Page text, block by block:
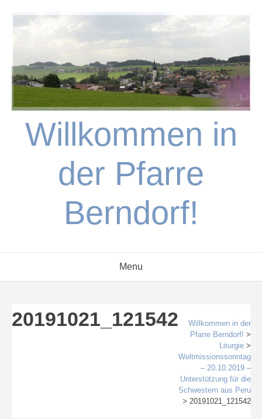
Willkommen in
der Pfarre
Berndorf!
Menu
20191021_121542
Willkommen in der
Pfarre Berndorf! >
Liturgie >
Weltmissionssonntag
– 20.10.2019 –
Unterstützung für die
Schwestern aus Peru
> 20191021_121542